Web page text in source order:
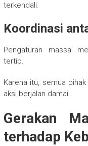
terkendali.
Koordinasi
Pengaturan massa
tertib.
Karena itu, semua
aksi berjalan damai.
Gerakan
terhadap